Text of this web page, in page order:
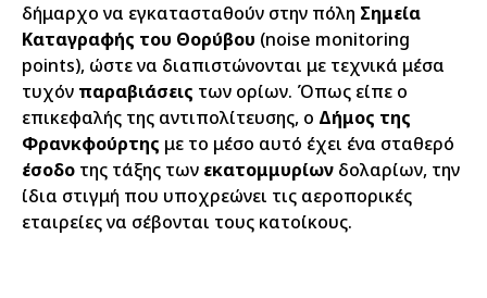
δήμαρχο να εγκατασταθούν στην πόλη Σημεία
Καταγραφής του Θορύβου (noise monitoring
points), ώστε να διαπιστώνονται με τεχνικά μέσα
τυχόν παραβιάσεις των ορίων. Όπως είπε ο
επικεφαλής της αντιπολίτευσης, ο Δήμος της
Φρανκφούρτης με το μέσο αυτό έχει ένα σταθερό
έσοδο της τάξης των εκατομμυρίων δολαρίων, την
ίδια στιγμή που υποχρεώνει τις αεροπορικές
εταιρείες να σέβονται τους κατοίκους.